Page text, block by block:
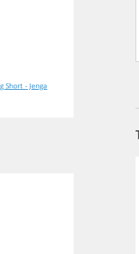
The Big Short - Jenga